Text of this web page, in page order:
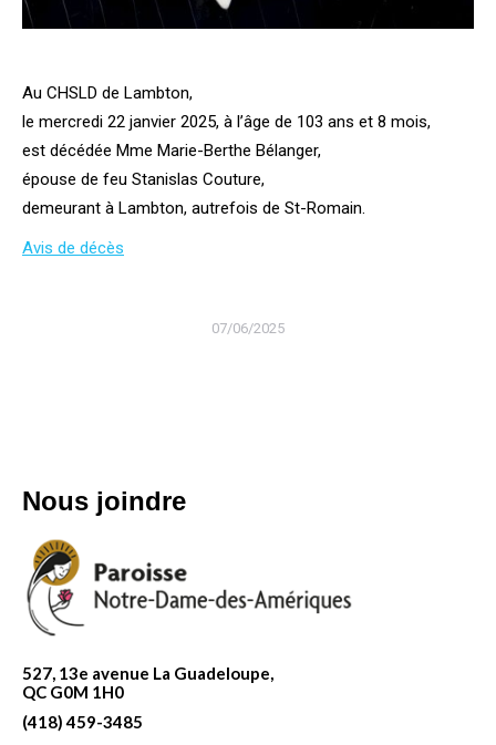
Au CHSLD de Lambton,
le mercredi 22 janvier 2025, à l’âge de 103 ans et 8 mois,
est décédée Mme Marie-Berthe Bélanger,
épouse de feu Stanislas Couture,
demeurant à Lambton, autrefois de St-Romain.
Avis de décès
07/06/2025
Nous joindre
527, 13e avenue La Guadeloupe,
QC G0M 1H0
(418) 459-3485